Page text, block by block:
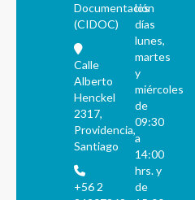
Documentación
(CIDOC)
Calle
Alberto
Henckel
2317,
Providencia,
Santiago
+56 2
los
días
lunes,
martes
y
miércoles
de
09:30
a
14:00
hrs. y
de